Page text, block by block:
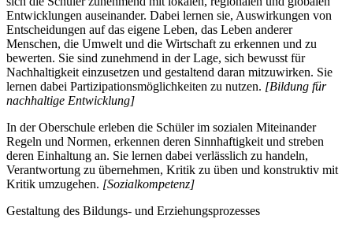
Entwicklungen auseinander. Dabei lernen sie, Auswirkungen von
Entscheidungen auf das eigene Leben, das Leben anderer
Menschen, die Umwelt und die Wirtschaft zu erkennen und zu
bewerten. Sie sind zunehmend in der Lage, sich bewusst für
Nachhaltigkeit einzusetzen und gestaltend daran mitzuwirken. Sie
lernen dabei Partizipationsmöglichkeiten zu nutzen. [Bildung für
nachhaltige Entwicklung]
In der Oberschule erleben die Schüler im sozialen Miteinander
Regeln und Normen, erkennen deren Sinnhaftigkeit und streben
deren Einhaltung an. Sie lernen dabei verlässlich zu handeln,
Verantwortung zu übernehmen, Kritik zu üben und konstruktiv mit
Kritik umzugehen. [Sozialkompetenz]
Gestaltung des Bildungs- und Erziehungsprozesses